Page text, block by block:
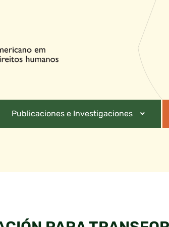
Publicaciones e Investigaciones